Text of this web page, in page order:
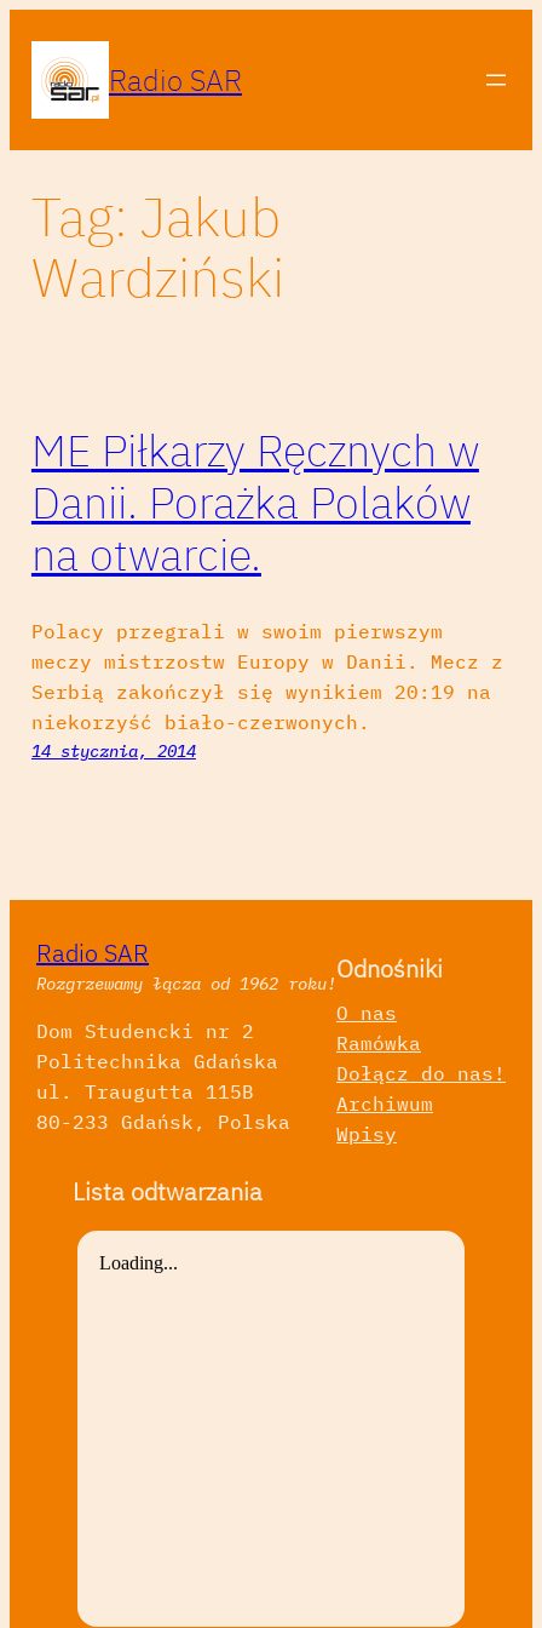
treści
Radio SAR
Tag: Jakub
Wardziński
ME Piłkarzy Ręcznych w
Danii. Porażka Polaków
na otwarcie.
Polacy przegrali w swoim pierwszym
meczy mistrzostw Europy w Danii. Mecz z
Serbią zakończył się wynikiem 20:19 na
niekorzyść biało-czerwonych.
14 stycznia, 2014
Radio SAR
Rozgrzewamy łącza od 1962 roku!
Dom Studencki nr 2
Politechnika Gdańska
ul. Traugutta 115B
80-233 Gdańsk, Polska
Odnośniki
O nas
Ramówka
Dołącz do nas!
Archiwum
Wpisy
Lista odtwarzania